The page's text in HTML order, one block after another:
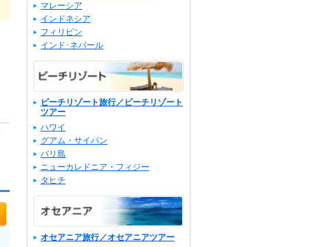
マレーシア
インドネシア
フィリピン
インド･ネパール
ビーチリゾート旅行／ビーチリゾート
ツアー
ハワイ
グアム・サイパン
バリ島
ニューカレドニア・フィジー
タヒチ
オセアニア旅行／オセアニアツアー